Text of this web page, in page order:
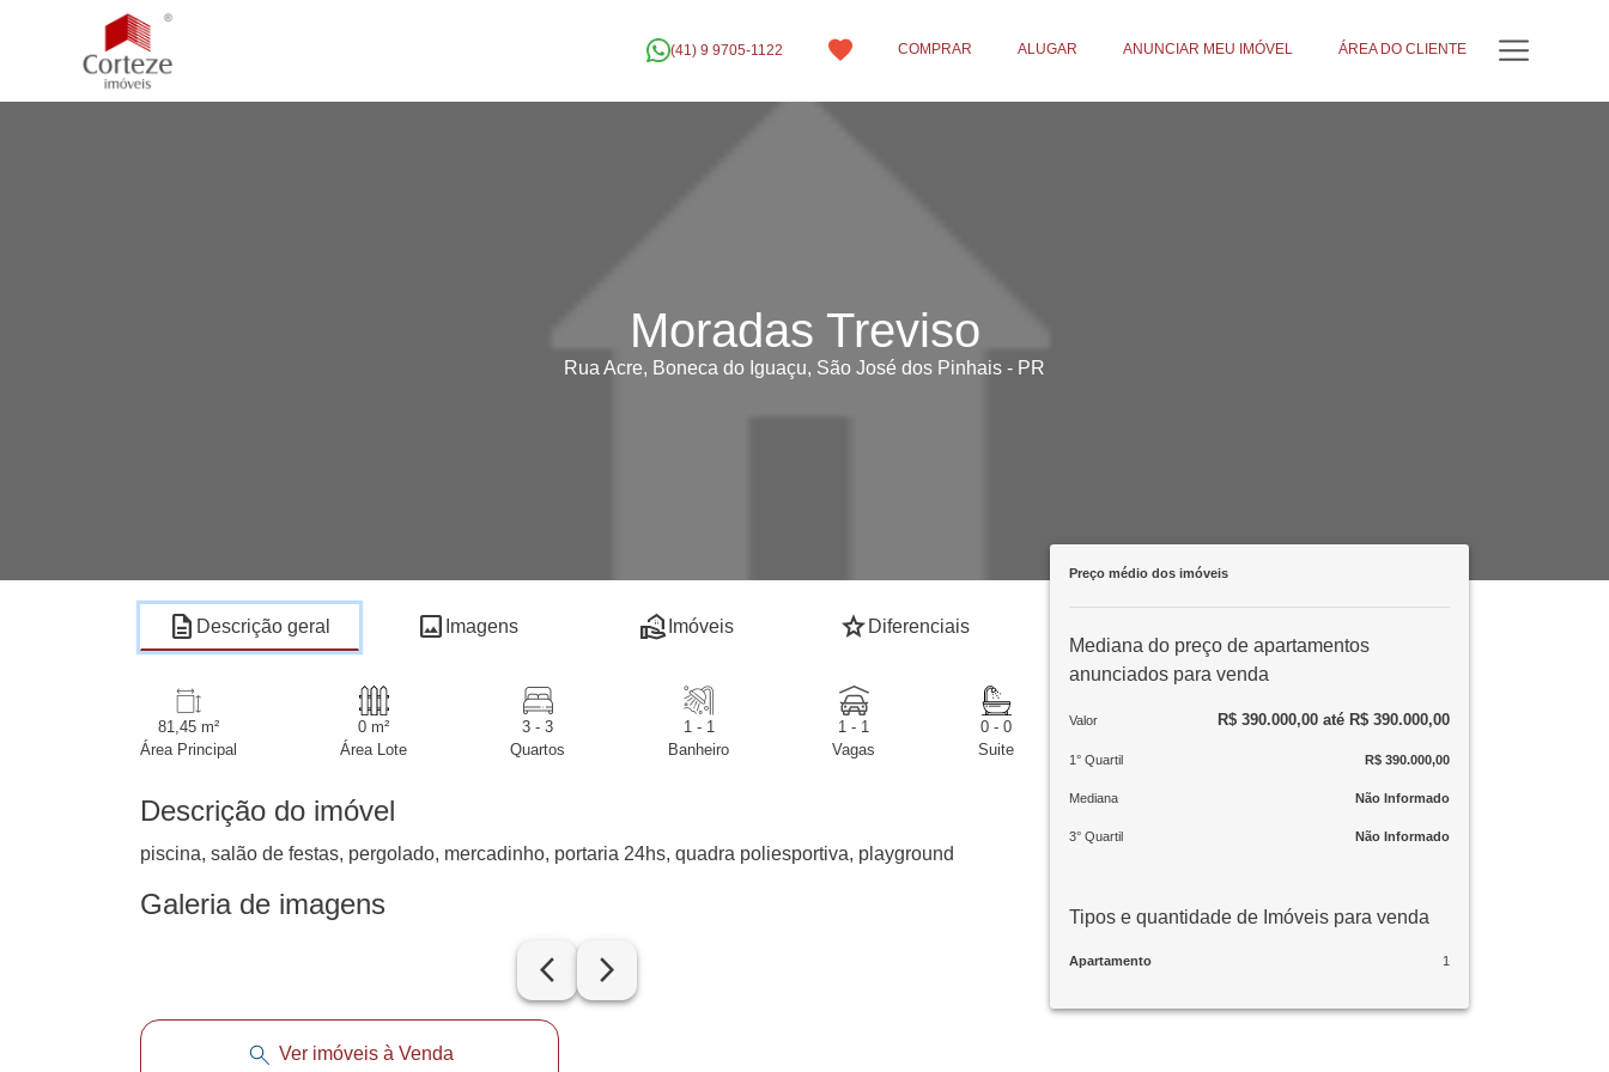
(41) 9 9705-1122 COMPRAR ALUGAR ANUNCIAR MEU IMÓVEL ÁREA DO CLIENTE
Moradas Treviso
Rua Acre, Boneca do Iguaçu, São José dos Pinhais - PR
description Descrição geral image Imagens real_estate_agent Imóveis star Diferenciais
81,45 m²
Área Principal
0 m²
Área Lote
3 - 3
Quartos
1 - 1
Banheiro
1 - 1
Vagas
0 - 0
Suite
Descrição do imóvel
piscina, salão de festas, pergolado, mercadinho, portaria 24hs, quadra poliesportiva, playground
Galeria de imagens
arrow_back_ios_new arrow_forward_ios
Ver imóveis à Venda
Preço médio dos imóveis
Mediana do preço de apartamentos
anunciados para venda
Valor R$ 390.000,00 até R$ 390.000,00
1° Quartil R$ 390.000,00
Mediana Não Informado
3° Quartil Não Informado
Tipos e quantidade de Imóveis para venda
Apartamento 1